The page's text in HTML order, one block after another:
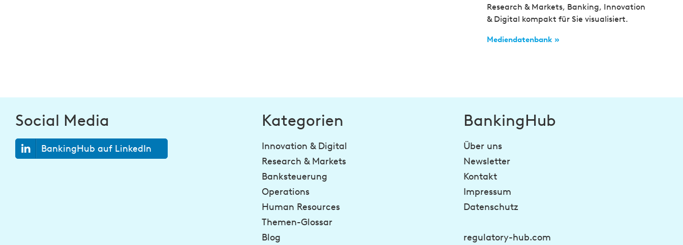
Research & Markets, Banking, Innovation
& Digital kompakt für Sie visualisiert.
Mediendatenbank »
Social Media
BankingHub auf LinkedIn
Kategorien
Innovation & Digital
Research & Markets
Banksteuerung
Operations
Human Resources
Themen-Glossar
Blog
BankingHub
Über uns
Newsletter
Kontakt
Impressum
Datenschutz
regulatory-hub.com